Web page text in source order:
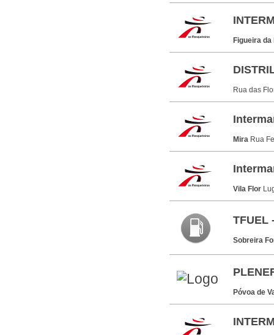
Figueira
Rua das
Mira Rua
Vila Flor
TFUEL
Sobreira
Póvoa de